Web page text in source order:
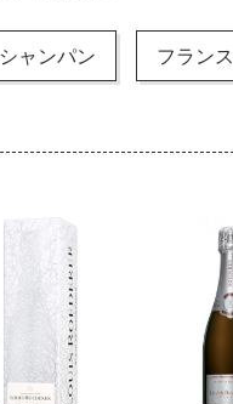
シャンパン フランス